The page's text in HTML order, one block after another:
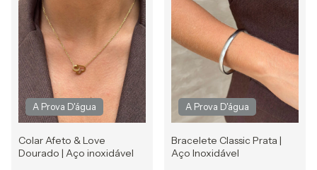
Colar Afeto & Love
Dourado | Aço inoxidável
Bracelete Classic Prata |
Aço Inoxidável